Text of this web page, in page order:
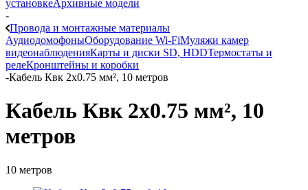
установкеАрхивные модели
-
Провода и монтажные материалы
АудиодомофоныОборудование Wi-FiМуляжи камер
видеонаблюденияКарты и диски SD, HDDТермостаты и
релеКронштейны и коробки
-Кабель Квк 2х0.75 мм², 10 метров
Кабель Квк 2х0.75 мм², 10
метров
10 метров